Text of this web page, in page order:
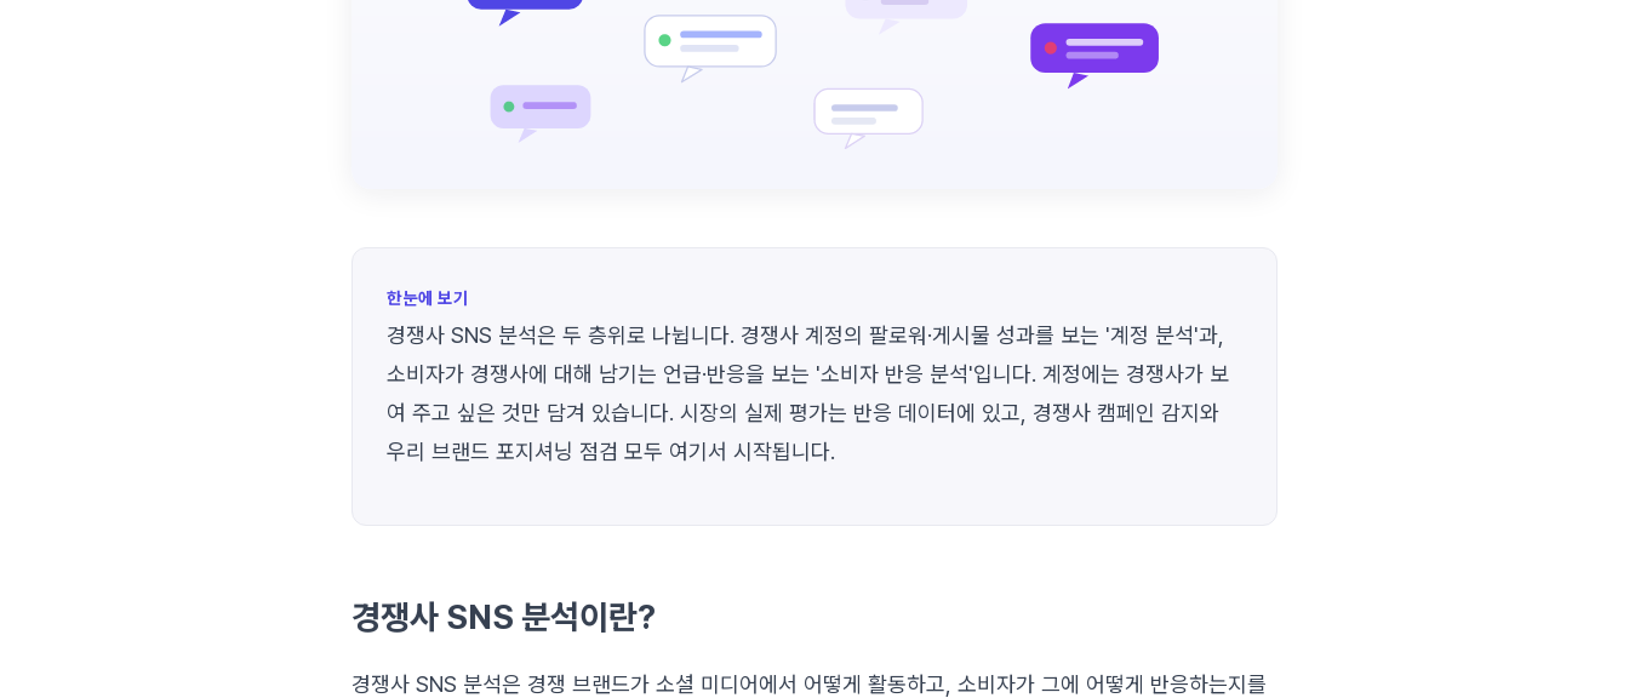
한눈에 보기
경쟁사 SNS 분석은 두 층위로 나뉩니다. 경쟁사 계정의 팔로워·게시물 성과를 보는 '계정 분석'과,
소비자가 경쟁사에 대해 남기는 언급·반응을 보는 '소비자 반응 분석'입니다. 계정에는 경쟁사가 보
여 주고 싶은 것만 담겨 있습니다. 시장의 실제 평가는 반응 데이터에 있고, 경쟁사 캠페인 감지와
우리 브랜드 포지셔닝 점검 모두 여기서 시작됩니다.
경쟁사 SNS 분석이란?
경쟁사 SNS 분석은 경쟁 브랜드가 소셜 미디어에서 어떻게 활동하고, 소비자가 그에 어떻게 반응하는지를